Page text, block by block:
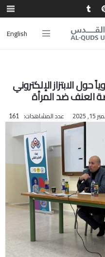
English
الابتزاز الإلكتروني
2025 عدد المشاهدات: 161